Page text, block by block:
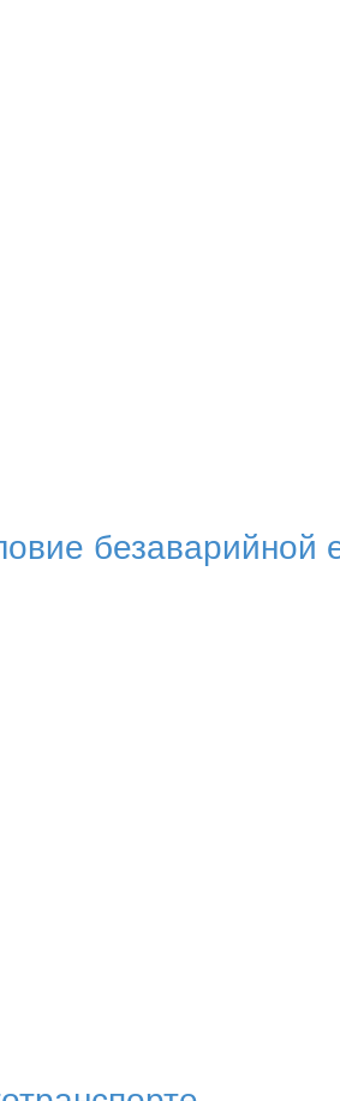
безаварийной